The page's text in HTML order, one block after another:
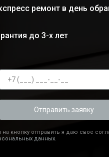
ремонт в день
до 3-х лет
Отправить заявку
кнопку отправить я даю свое
данных.